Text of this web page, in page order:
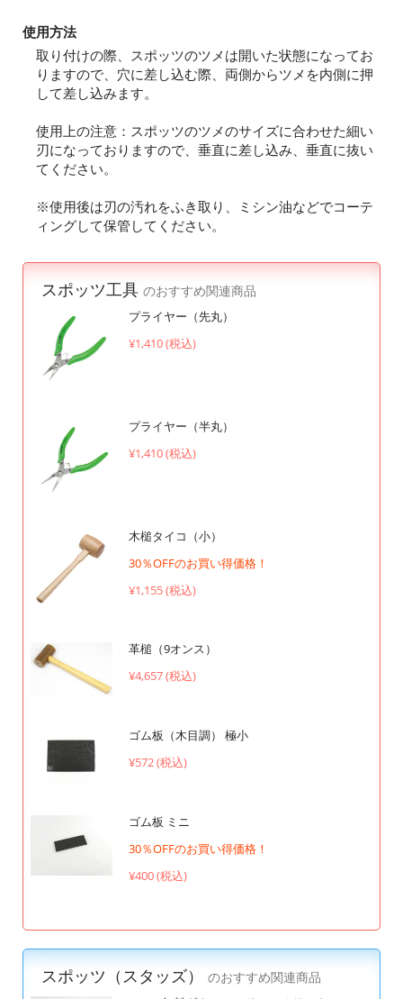
使用方法
取り付けの際、スポッツのツメは開いた状態になってお
りますので、穴に差し込む際、両側からツメを内側に押
して差し込みます。
使用上の注意：スポッツのツメのサイズに合わせた細い
刃になっておりますので、垂直に差し込み、垂直に抜い
てください。
※使用後は刃の汚れをふき取り、ミシン油などでコーテ
ィングして保管してください。
スポッツ工具 のおすすめ関連商品
プライヤー（先丸）
¥1,410 (税込)
プライヤー（半丸）
¥1,410 (税込)
木槌タイコ（小）
30％OFFのお買い得価格！
¥1,155 (税込)
革槌（9オンス）
¥4,657 (税込)
ゴム板（木目調） 極小
¥572 (税込)
ゴム板 ミニ
30％OFFのお買い得価格！
¥400 (税込)
スポッツ（スタッズ）
のおすすめ関連商品